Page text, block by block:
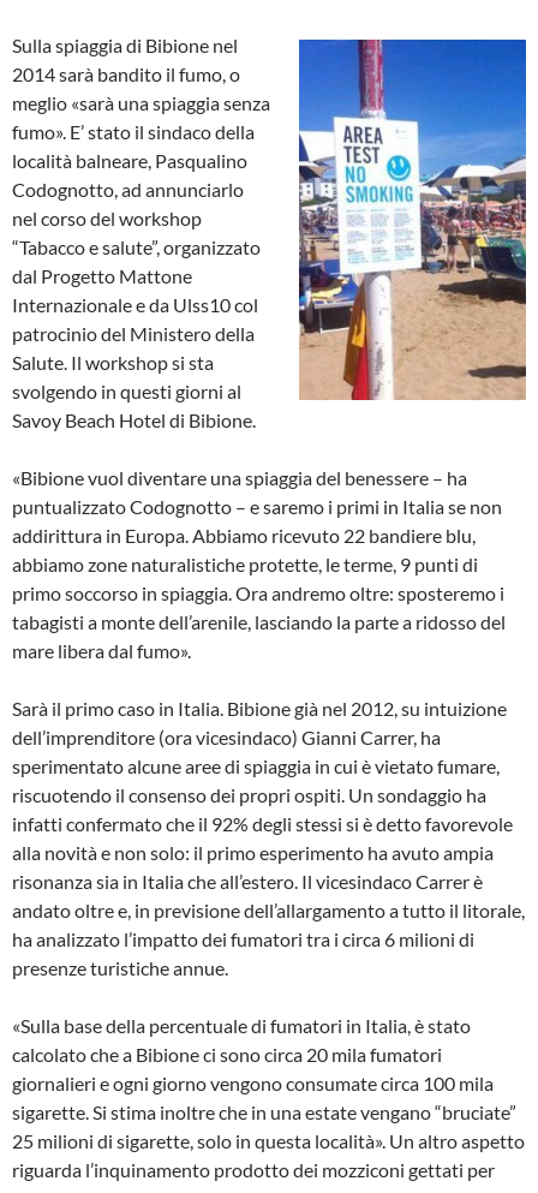
Sulla spiaggia di Bibione nel
2014 sarà bandito il fumo, o
meglio «sarà una spiaggia senza
fumo». E’ stato il sindaco della
località balneare, Pasqualino
Codognotto, ad annunciarlo
nel corso del workshop
“Tabacco e salute”, organizzato
dal Progetto Mattone
Internazionale e da Ulss10 col
patrocinio del Ministero della
Salute. Il workshop si sta
svolgendo in questi giorni al
Savoy Beach Hotel di Bibione.
«Bibione vuol diventare una spiaggia del benessere – ha
puntualizzato Codognotto – e saremo i primi in Italia se non
addirittura in Europa. Abbiamo ricevuto 22 bandiere blu,
abbiamo zone naturalistiche protette, le terme, 9 punti di
primo soccorso in spiaggia. Ora andremo oltre: sposteremo i
tabagisti a monte dell’arenile, lasciando la parte a ridosso del
mare libera dal fumo».
Sarà il primo caso in Italia. Bibione già nel 2012, su intuizione
dell’imprenditore (ora vicesindaco) Gianni Carrer, ha
sperimentato alcune aree di spiaggia in cui è vietato fumare,
riscuotendo il consenso dei propri ospiti. Un sondaggio ha
infatti confermato che il 92% degli stessi si è detto favorevole
alla novità e non solo: il primo esperimento ha avuto ampia
risonanza sia in Italia che all’estero. Il vicesindaco Carrer è
andato oltre e, in previsione dell’allargamento a tutto il litorale,
ha analizzato l’impatto dei fumatori tra i circa 6 milioni di
presenze turistiche annue.
«Sulla base della percentuale di fumatori in Italia, è stato
calcolato che a Bibione ci sono circa 20 mila fumatori
giornalieri e ogni giorno vengono consumate circa 100 mila
sigarette. Si stima inoltre che in una estate vengano “bruciate”
25 milioni di sigarette, solo in questa località». Un altro aspetto
riguarda l’inquinamento prodotto dei mozziconi gettati per